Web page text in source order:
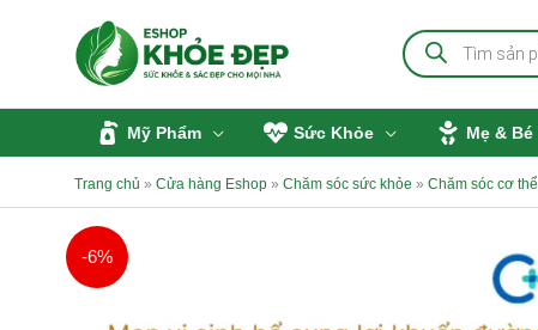
Tìm
kiếm
sản
Mỹ Phẩm Sức Khỏe Mẹ & Bé
Trang chủ » Cửa hàng Eshop » Chăm sóc sức khỏe » Chăm sóc cơ thể
-6%